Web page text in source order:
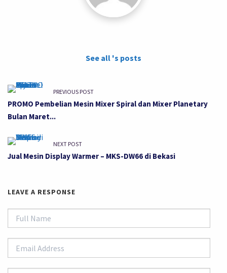
See all 's posts
PREVIOUS POST
PROMO Pembelian Mesin Mixer Spiral dan Mixer Planetary
Bulan Maret...
NEXT POST
Jual Mesin Display Warmer – MKS-DW66 di Bekasi
LEAVE A RESPONSE